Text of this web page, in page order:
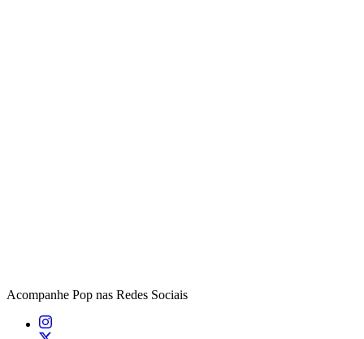
Acompanhe Pop nas Redes Sociais